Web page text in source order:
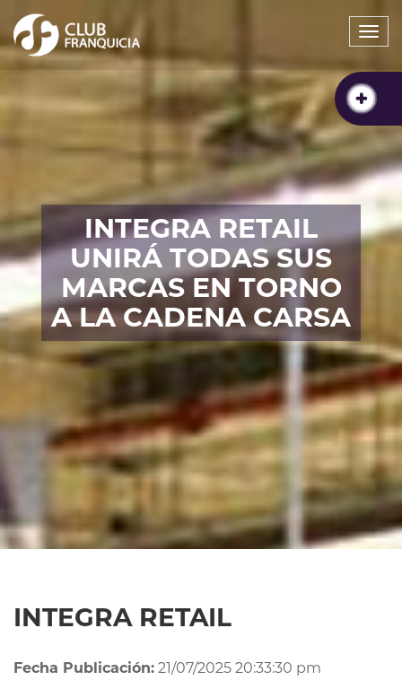
INTEGRA RETAIL
UNIRÁ TODAS SUS
MARCAS EN TORNO
A LA CADENA CARSA
INTEGRA RETAIL
Fecha Publicación: 21/07/2025 20:33:30 pm